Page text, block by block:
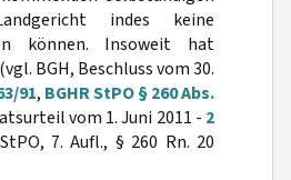
indes keine
können. Insoweit hat
BGH, Beschluss vom 30.
91, BGHR StPO § 260 Abs.
vom 1. Juni 2011 - 2
7. Aufl., § 260 Rn. 20